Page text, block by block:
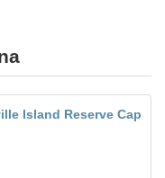
Island Reserve Cap